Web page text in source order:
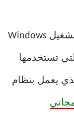
Wintoys هي أداة مساعدة لنظام التشغيل Windows
تستخدمها
يعمل بنظام